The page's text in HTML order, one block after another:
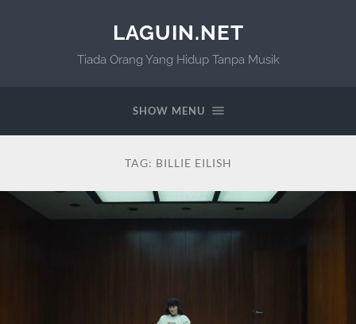
LAGUIN.NET
Tiada Orang Yang Hidup Tanpa Musik
SHOW MENU
TAG: BILLIE EILISH